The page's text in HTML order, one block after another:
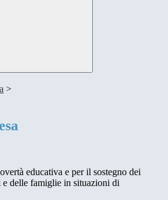
>
educativa e per il sostegno dei
delle famiglie in situazioni di